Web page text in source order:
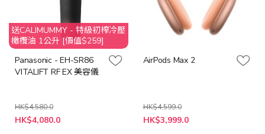
送CALIMUMMY - 特級初榨冷壓
橄欖油 1公升 [價值$259]
Panasonic - EH-SR86
VITALIFT RF EX 美容儀
HK$4,580.0
特
殊
HK$4,080.0
AirPods Max 2
HK$4,599.0
HK$3,999.0